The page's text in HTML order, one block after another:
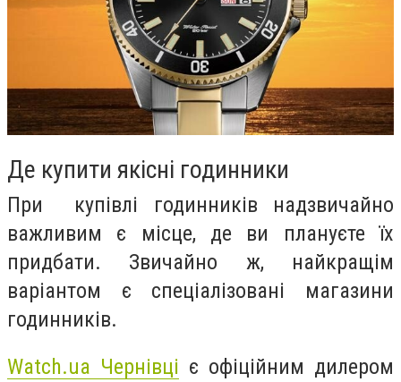
Де купити якісні годинники
При купівлі годинників надзвичайно
важливим є місце, де ви плануєте їх
придбати. Звичайно ж, найкращім
варіантом є спеціалізовані магазини
годинників.
Watch.ua Чернівці є офіційним дилером